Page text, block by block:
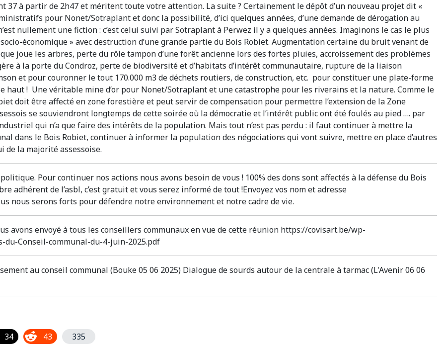
à partir de 2h47 et méritent toute votre attention. La suite ? Certainement le dépôt d’un nouveau projet dit «
pour Nonet/Sotraplant et donc la possibilité, d’ici quelques années, d’une demande de dérogation au
nullement une fiction : c’est celui suivi par Sotraplant à Perwez il y a quelques années. Imaginons le cas le plus
économique » avec destruction d’une grande partie du Bois Robiet. Augmentation certaine du bruit venant de
joue les arbres, perte du rôle tampon d’une forêt ancienne lors des fortes pluies, accroissement des problèmes
à la porte du Condroz, perte de biodiversité et d’habitats d’intérêt communautaire, rupture de la liaison
et pour couronner le tout 170.000 m3 de déchets routiers, de construction, etc. pour constituer une plate-forme
haut ! Une véritable mine d’or pour Nonet/Sotraplant et une catastrophe pour les riverains et la nature. Comme le
doit être affecté en zone forestière et peut servir de compensation pour permettre l’extension de la Zone
se souviendront longtemps de cette soirée où la démocratie et l’intérêt public ont été foulés au pied …. par
qui n’a que faire des intérêts de la population. Mais tout n’est pas perdu : il faut continuer à mettre la
dans le Bois Robiet, continuer à informer la population des négociations qui vont suivre, mettre en place d’autres
de la majorité assessoise.
Pour continuer nos actions nous avons besoin de vous ! 100% des dons sont affectés à la défense du Bois
adhérent de l’asbl, c’est gratuit et vous serez informé de tout !Envoyez vos nom et adresse
nous serons forts pour défendre notre environnement et notre cadre de vie.
avons envoyé à tous les conseillers communaux en vue de cette réunion https://covisart.be/wp-
Conseil-communal-du-4-juin-2025.pdf
au conseil communal (Bouke 05 06 2025) Dialogue de sourds autour de la centrale à tarmac (L'Avenir 06 06
34 43 335